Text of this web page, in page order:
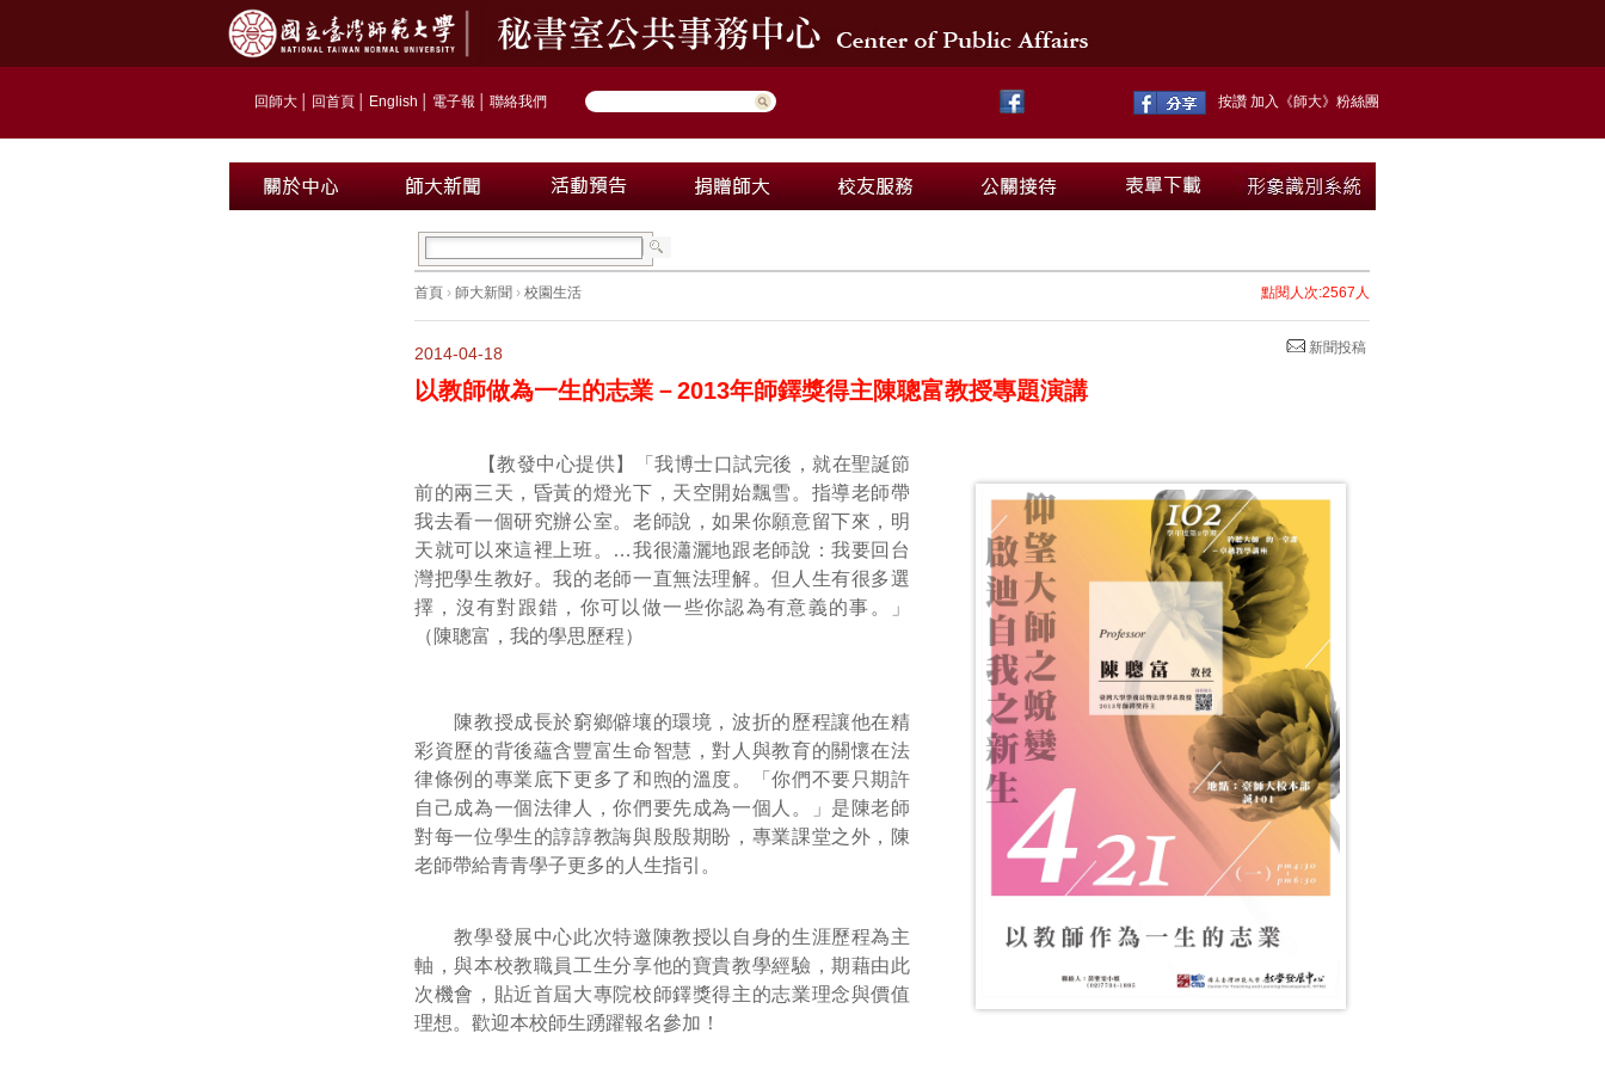
回師大 回首頁 English 電子報 聯絡我們 按讚 加入《師大》粉絲團
首頁 › 師大新聞 › 校園生活 點閱人次:2567人
新聞投稿
2014-04-18
以教師做為一生的志業－2013年師鐸獎得主陳聰富教授專題演講
【教發中心提供】「我博士口試完後，就在聖誕節
前的兩三天，昏黃的燈光下，天空開始飄雪。指導老師帶
我去看一個研究辦公室。老師說，如果你願意留下來，明
天就可以來這裡上班。…我很瀟灑地跟老師說：我要回台
灣把學生教好。我的老師一直無法理解。但人生有很多選
擇，沒有對跟錯，你可以做一些你認為有意義的事。」
（陳聰富，我的學思歷程）
陳教授成長於窮鄉僻壤的環境，波折的歷程讓他在精
彩資歷的背後蘊含豐富生命智慧，對人與教育的關懷在法
律條例的專業底下更多了和煦的溫度。「你們不要只期許
自己成為一個法律人，你們要先成為一個人。」是陳老師
對每一位學生的諄諄教誨與殷殷期盼，專業課堂之外，陳
老師帶給青青學子更多的人生指引。
教學發展中心此次特邀陳教授以自身的生涯歷程為主
軸，與本校教職員工生分享他的寶貴教學經驗，期藉由此
次機會，貼近首屆大專院校師鐸獎得主的志業理念與價值
理想。歡迎本校師生踴躍報名參加！